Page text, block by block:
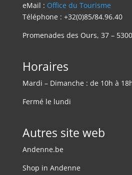
eMail : Office du Tourisme
Téléphone : +32(0)85/84.96.40
Promenades des Ours, 37 –
Horaires
Mardi – Dimanche : de 10h à
Fermé le lundi
Autres site web
Andenne.be
Shop in Andenne